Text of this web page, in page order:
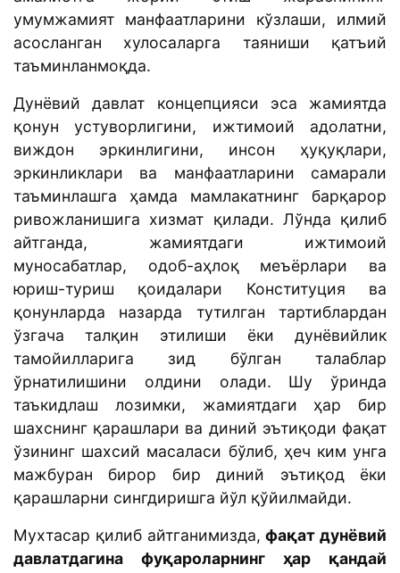
умумжамият манфаатларини кўзлаши, илмий
асосланган хулосаларга таяниши қатъий
таъминланмоқда.
Дунёвий давлат концепцияси эса жамиятда
қонун устуворлигини, ижтимоий адолатни,
виждон эркинлигини, инсон ҳуқуқлари,
эркинликлари ва манфаатларини самарали
таъминлашга ҳамда мамлакатнинг барқарор
ривожланишига хизмат қилади. Лўнда қилиб
айтганда, жамиятдаги ижтимоий
муносабатлар, одоб-аҳлоқ меъёрлари ва
юриш-туриш қоидалари Конституция ва
қонунларда назарда тутилган тартиблардан
ўзгача талқин этилиши ёки дунёвийлик
тамойилларига зид бўлган талаблар
ўрнатилишини олдини олади. Шу ўринда
таъкидлаш лозимки, жамиятдаги ҳар бир
шахснинг қарашлари ва диний эътиқоди фақат
ўзининг шахсий масаласи бўлиб, ҳеч ким унга
мажбуран бирор бир диний эътиқод ёки
қарашларни сингдиришга йўл қўйилмайди.
Мухтасар қилиб айтганимизда, фақат дунёвий
давлатдагина фуқароларнинг ҳар қандай